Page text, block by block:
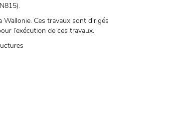
Wallonie. Ces travaux sont dirigés
l’exécution de ces travaux.